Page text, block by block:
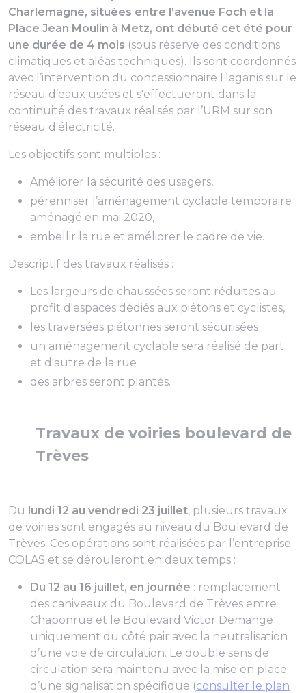
Charlemagne, situées entre l’avenue Foch et la
Place Jean Moulin à Metz, ont débuté cet été pour
une durée de 4 mois (sous réserve des conditions
climatiques et aléas techniques). Ils sont coordonnés
avec l’intervention du concessionnaire Haganis sur le
réseau d’eaux usées et s'effectueront dans la
continuité des travaux réalisés par l’URM sur son
réseau d'électricité.
Les objectifs sont multiples :
Améliorer la sécurité des usagers,
pérenniser l’aménagement cyclable temporaire
aménagé en mai 2020,
embellir la rue et améliorer le cadre de vie.
Descriptif des travaux réalisés :
Les largeurs de chaussées seront réduites au
profit d'espaces dédiés aux piétons et cyclistes,
les traversées piétonnes seront sécurisées
un aménagement cyclable sera réalisé de part
et d'autre de la rue
des arbres seront plantés.
Travaux de voiries boulevard de
Trèves
Du lundi 12 au vendredi 23 juillet, plusieurs travaux
de voiries sont engagés au niveau du Boulevard de
Trèves. Ces opérations sont réalisées par l’entreprise
COLAS et se dérouleront en deux temps :
Du 12 au 16 juillet, en journée : remplacement
des caniveaux du Boulevard de Trèves entre
Chaponrue et le Boulevard Victor Demange
uniquement du côté pair avec la neutralisation
d’une voie de circulation. Le double sens de
circulation sera maintenu avec la mise en place
d’une signalisation spécifique (consulter le plan